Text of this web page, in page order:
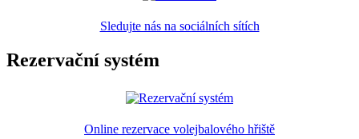
Sledujte nás na sociálních sítích
Rezervační systém
Online rezervace volejbalového hřiště